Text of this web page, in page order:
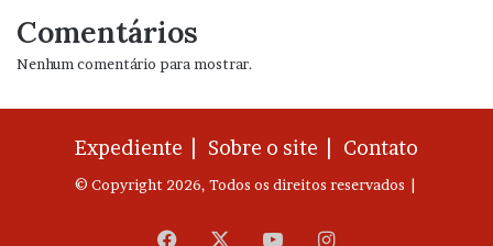
Comentários
Nenhum comentário para mostrar.
Expediente | Sobre o site | Contato
© Copyright 2026, Todos os direitos reservados |
Facebook YouTubeInstagram